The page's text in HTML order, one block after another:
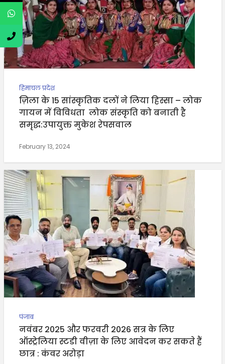
हिमाचल प्रदेश
ज़िला के 15 सांस्कृतिक दलों ने लिया हिस्सा – लोक
गायन में विविधता लोक संस्कृति को बनाती है
समृद्ध:उपायुक्त मुकेश रेपसवाल
February 13, 2024
पंजाब
नवंबर 2025 और फरवरी 2026 सत्र के लिए
ऑस्ट्रेलिया स्टडी वीज़ा के लिए आवेदन कर सकते हैं
छात्र : कंवर अरोड़ा